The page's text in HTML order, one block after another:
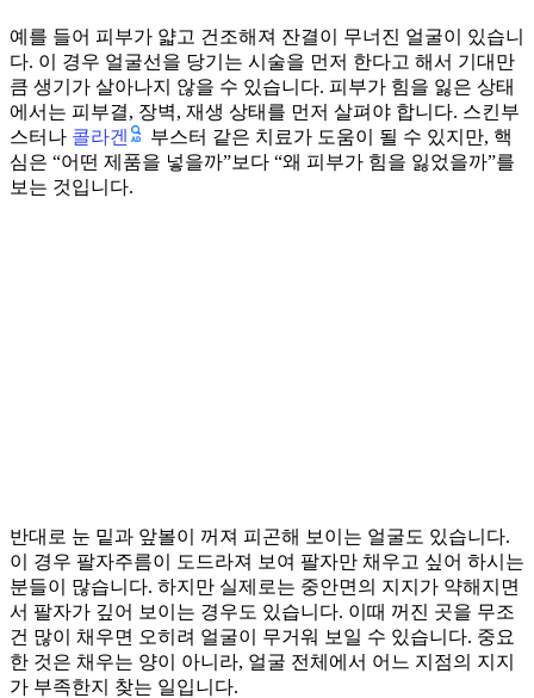
예를 들어 피부가 얇고 건조해져 잔결이 무너진 얼굴이 있습니
다. 이 경우 얼굴선을 당기는 시술을 먼저 한다고 해서 기대만
큼 생기가 살아나지 않을 수 있습니다. 피부가 힘을 잃은 상태
에서는 피부결, 장벽, 재생 상태를 먼저 살펴야 합니다. 스킨부
스터나 콜라겐
부스터 같은 치료가 도움이 될 수 있지만, 핵
심은 “어떤 제품을 넣을까”보다 “왜 피부가 힘을 잃었을까”를
보는 것입니다.
반대로 눈 밑과 앞볼이 꺼져 피곤해 보이는 얼굴도 있습니다.
이 경우 팔자주름이 도드라져 보여 팔자만 채우고 싶어 하시는
분들이 많습니다. 하지만 실제로는 중안면의 지지가 약해지면
서 팔자가 깊어 보이는 경우도 있습니다. 이때 꺼진 곳을 무조
건 많이 채우면 오히려 얼굴이 무거워 보일 수 있습니다. 중요
한 것은 채우는 양이 아니라, 얼굴 전체에서 어느 지점의 지지
가 부족한지 찾는 일입니다.